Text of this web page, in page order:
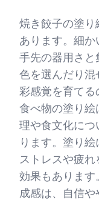
焼き餃子の塗
あります。細か
手先の器用さと
色を選んだり
彩感覚を育てる
食べ物の塗り
理や食文化に
ります。塗り
ストレスや疲
効果もあります
成感は、自信